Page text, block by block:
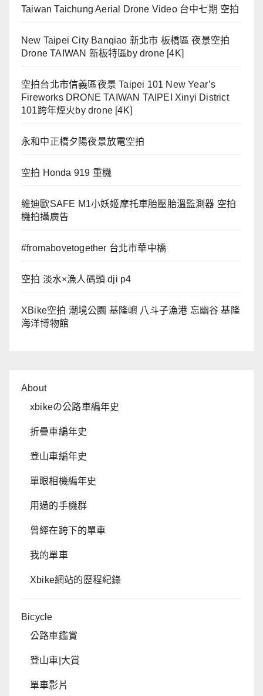
Taiwan Taichung Aerial Drone Video 台中七期 空拍
New Taipei City Banqiao 新北市 板橋區 夜景空拍
Drone TAIWAN 新板特區by drone [4K]
空拍台北市信義區夜景 Taipei 101 New Year’s
Fireworks DRONE TAIWAN TAIPEI Xinyi District
101跨年煙火by drone [4K]
永和中正橋夕陽夜景放電空拍
空拍 Honda 919 重機
維迪歐SAFE M1小妖姬摩托車胎壓胎溫監測器 空拍
機拍攝廣告
#fromabovetogether 台北市華中橋
空拍 淡水×漁人碼頭 dji p4
XBike空拍 潮境公園 基隆嶼 八斗子漁港 忘幽谷 基隆
海洋博物館
About
xbikeの公路車編年史
折疊車編年史
登山車編年史
單眼相機編年史
用過的手機群
曾經在跨下的單車
我的單車
Xbike網站的歷程紀錄
Bicycle
公路車鑑賞
登山車|大賞
單車影片